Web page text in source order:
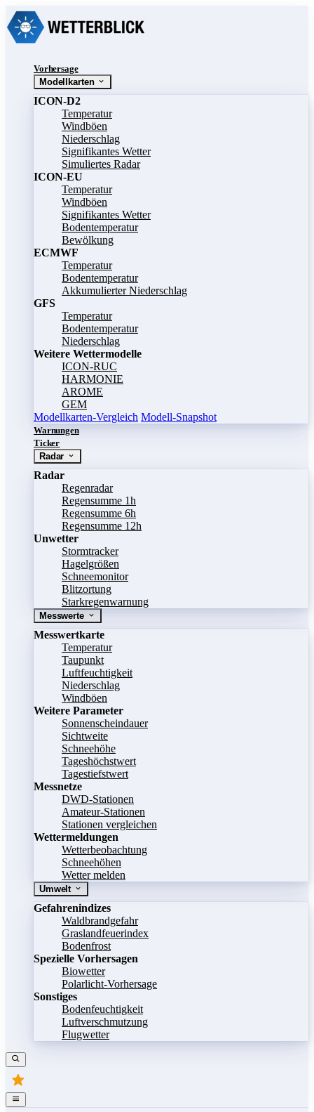
Vorhersage
Modellkarten
ICON-D2
Temperatur
Windböen
Niederschlag
Signifikantes Wetter
Simuliertes Radar
ICON-EU
Temperatur
Windböen
Signifikantes Wetter
Bodentemperatur
Bewölkung
ECMWF
Temperatur
Bodentemperatur
Akkumulierter Niederschlag
GFS
Temperatur
Bodentemperatur
Niederschlag
Weitere Wettermodelle
ICON-RUC
HARMONIE
AROME
GEM
Modellkarten-Vergleich Modell-Snapshot
Warnungen
Ticker
Radar
Radar
Regenradar
Regensumme 1h
Regensumme 6h
Regensumme 12h
Unwetter
Stormtracker
Hagelgrößen
Schneemonitor
Blitzortung
Starkregenwarnung
Messwerte
Messwertkarte
Temperatur
Taupunkt
Luftfeuchtigkeit
Niederschlag
Windböen
Weitere Parameter
Sonnenscheindauer
Sichtweite
Schneehöhe
Tageshöchstwert
Tagestiefstwert
Messnetze
DWD-Stationen
Amateur-Stationen
Stationen vergleichen
Wettermeldungen
Wetterbeobachtung
Schneehöhen
Wetter melden
Umwelt
Gefahrenindizes
Waldbrandgefahr
Graslandfeuerindex
Bodenfrost
Spezielle Vorhersagen
Biowetter
Polarlicht-Vorhersage
Sonstiges
Bodenfeuchtigkeit
Luftverschmutzung
Flugwetter